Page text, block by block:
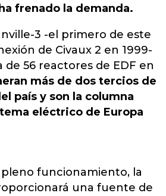
frenado la demanda.
3 -el primero de este
de Civaux 2 en 1999-
de 56 reactores de EDF en
más de dos tercios de
país y son la columna
eléctrico de Europa
funcionamiento, la
una fuente de